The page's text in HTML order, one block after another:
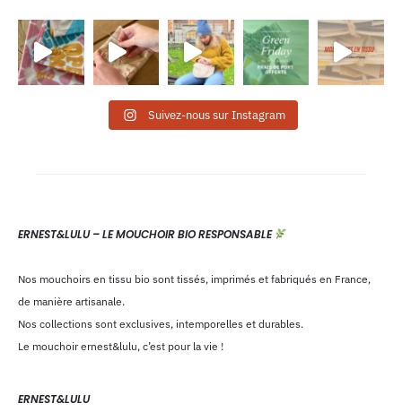
Suivez-nous sur Instagram
ERNEST&LULU – LE MOUCHOIR BIO RESPONSABLE
Nos mouchoirs en tissu bio sont tissés, imprimés et fabriqués en France,
de manière artisanale.
Nos collections sont exclusives, intemporelles et durables.
Le mouchoir ernest&lulu, c’est pour la vie !
ERNEST&LULU